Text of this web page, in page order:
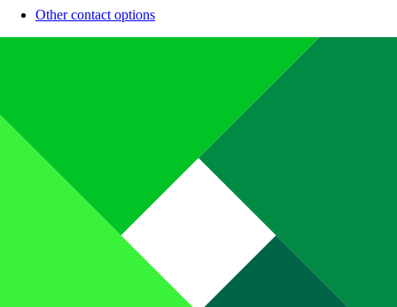
Other contact options